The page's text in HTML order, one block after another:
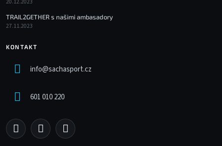
20.12.2023
TRAIL2GETHER s našimi ambasadory
27.11.2023
KONTAKT
info@sachasport.cz
601 010 220